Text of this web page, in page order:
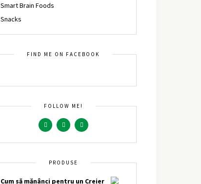
Smart Brain Foods
Snacks
FIND ME ON FACEBOOK
FOLLOW ME!
PRODUSE
Cum să mănânci pentru un Creier